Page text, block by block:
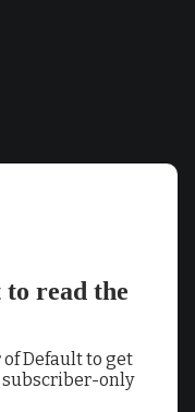
read the
Default to get
subscriber-only